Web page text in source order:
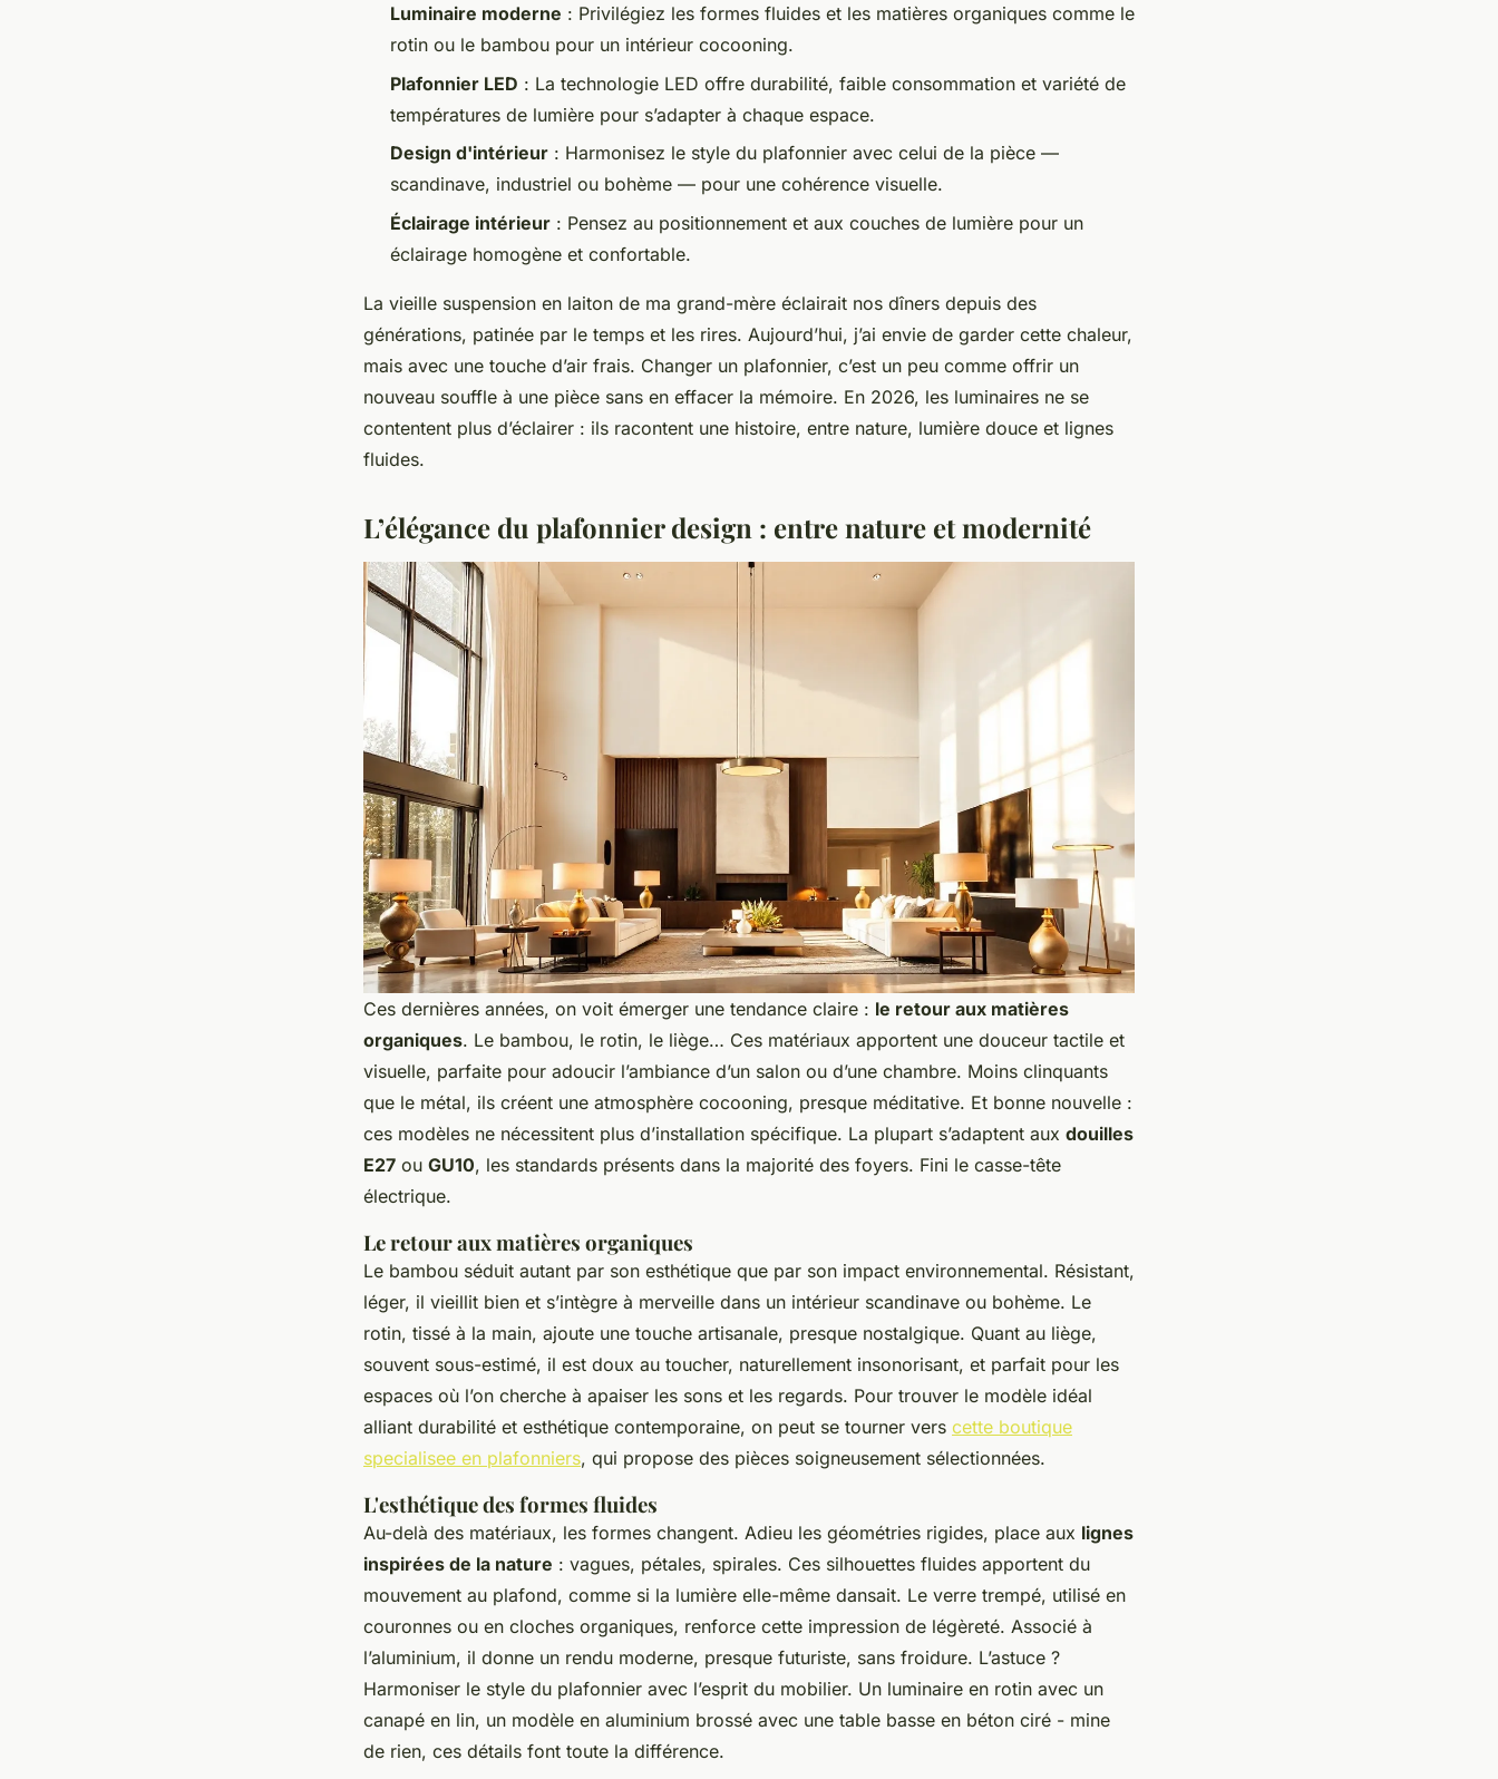
Luminaire moderne : Privilégiez les formes fluides et les matières organiques comme le
rotin ou le bambou pour un intérieur cocooning.
Plafonnier LED : La technologie LED offre durabilité, faible consommation et variété de
températures de lumière pour s’adapter à chaque espace.
Design d'intérieur : Harmonisez le style du plafonnier avec celui de la pièce —
scandinave, industriel ou bohème — pour une cohérence visuelle.
Éclairage intérieur : Pensez au positionnement et aux couches de lumière pour un
éclairage homogène et confortable.
La vieille suspension en laiton de ma grand-mère éclairait nos dîners depuis des
générations, patinée par le temps et les rires. Aujourd’hui, j’ai envie de garder cette chaleur,
mais avec une touche d’air frais. Changer un plafonnier, c’est un peu comme offrir un
nouveau souffle à une pièce sans en effacer la mémoire. En 2026, les luminaires ne se
contentent plus d’éclairer : ils racontent une histoire, entre nature, lumière douce et lignes
fluides.
L’élégance du plafonnier design : entre nature et modernité
Ces dernières années, on voit émerger une tendance claire : le retour aux matières
organiques. Le bambou, le rotin, le liège… Ces matériaux apportent une douceur tactile et
visuelle, parfaite pour adoucir l’ambiance d’un salon ou d’une chambre. Moins clinquants
que le métal, ils créent une atmosphère cocooning, presque méditative. Et bonne nouvelle :
ces modèles ne nécessitent plus d’installation spécifique. La plupart s’adaptent aux douilles
E27 ou GU10, les standards présents dans la majorité des foyers. Fini le casse-tête
électrique.
Le retour aux matières organiques
Le bambou séduit autant par son esthétique que par son impact environnemental. Résistant,
léger, il vieillit bien et s’intègre à merveille dans un intérieur scandinave ou bohème. Le
rotin, tissé à la main, ajoute une touche artisanale, presque nostalgique. Quant au liège,
souvent sous-estimé, il est doux au toucher, naturellement insonorisant, et parfait pour les
espaces où l’on cherche à apaiser les sons et les regards. Pour trouver le modèle idéal
alliant durabilité et esthétique contemporaine, on peut se tourner vers cette boutique
specialisee en plafonniers, qui propose des pièces soigneusement sélectionnées.
L'esthétique des formes fluides
Au-delà des matériaux, les formes changent. Adieu les géométries rigides, place aux lignes
inspirées de la nature : vagues, pétales, spirales. Ces silhouettes fluides apportent du
mouvement au plafond, comme si la lumière elle-même dansait. Le verre trempé, utilisé en
couronnes ou en cloches organiques, renforce cette impression de légèreté. Associé à
l’aluminium, il donne un rendu moderne, presque futuriste, sans froidure. L’astuce ?
Harmoniser le style du plafonnier avec l’esprit du mobilier. Un luminaire en rotin avec un
canapé en lin, un modèle en aluminium brossé avec une table basse en béton ciré - mine
de rien, ces détails font toute la différence.